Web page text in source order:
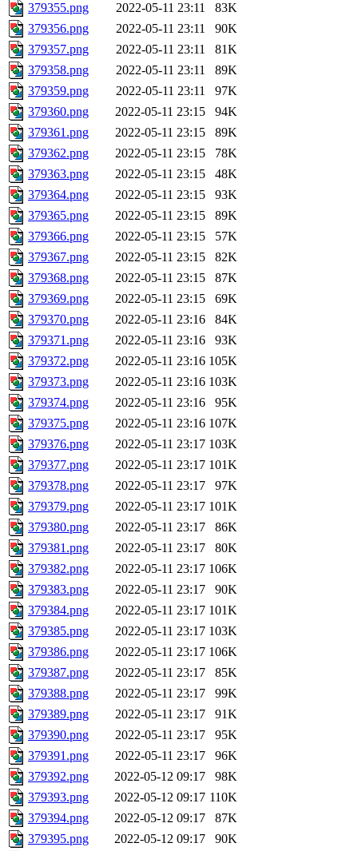
379355.png 2022-05-11 23:11
83K
379356.png
2022-05-11 23:11
90K
379357.png
2022-05-11 23:11
81K
379358.png
2022-05-11 23:11
89K
379359.png
2022-05-11 23:11
97K
379360.png
2022-05-11 23:15
94K
379361.png
2022-05-11 23:15
89K
379362.png
2022-05-11 23:15
78K
379363.png
2022-05-11 23:15
48K
379364.png
2022-05-11 23:15
93K
379365.png
2022-05-11 23:15
89K
379366.png
2022-05-11 23:15
57K
379367.png
2022-05-11 23:15
82K
379368.png
2022-05-11 23:15
87K
379369.png
2022-05-11 23:15
69K
379370.png
2022-05-11 23:16
84K
379371.png
2022-05-11 23:16
93K
379372.png
2022-05-11 23:16 105K
379373.png
2022-05-11 23:16 103K
379374.png
2022-05-11 23:16
95K
379375.png
2022-05-11 23:16 107K
379376.png
2022-05-11 23:17 103K
379377.png
2022-05-11 23:17 101K
379378.png
2022-05-11 23:17
97K
379379.png
2022-05-11 23:17 101K
379380.png
2022-05-11 23:17
86K
379381.png
2022-05-11 23:17
80K
379382.png
2022-05-11 23:17 106K
379383.png
2022-05-11 23:17
90K
379384.png
2022-05-11 23:17 101K
379385.png
2022-05-11 23:17 103K
379386.png
2022-05-11 23:17 106K
379387.png
2022-05-11 23:17
85K
379388.png
2022-05-11 23:17
99K
379389.png
2022-05-11 23:17
91K
379390.png
2022-05-11 23:17
95K
379391.png
2022-05-11 23:17
96K
379392.png
2022-05-12 09:17
98K
379393.png
2022-05-12 09:17 110K
379394.png
2022-05-12 09:17
87K
379395.png
2022-05-12 09:17
90K